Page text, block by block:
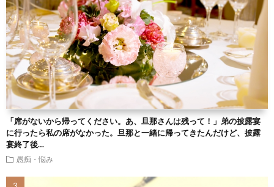
「席がないから帰ってください。あ、旦那さんは残って！」弟の披露宴
に行ったら私の席がなかった。旦那と一緒に帰ってきたんだけど、披露
宴終了後…
愚痴・悩み